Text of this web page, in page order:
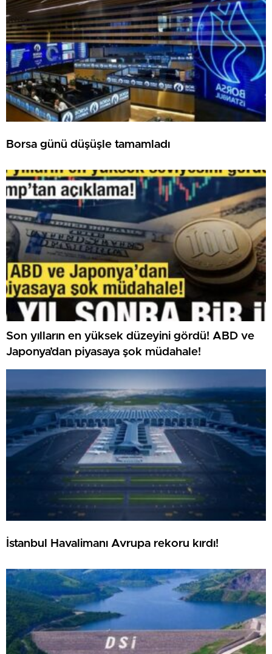
Borsa günü düşüşle tamamladı
Son yılların en yüksek düzeyini gördü! ABD ve
Japonya’dan piyasaya şok müdahale!
İstanbul Havalimanı Avrupa rekoru kırdı!